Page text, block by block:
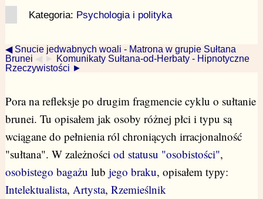
Kategoria: Psychologia i polityka
◀ Snucie jedwabnych woali - Matrona w grupie Sułtana
Brunei ◀ ► Komunikaty Sułtana-od-Herbaty - Hipnotyczne
Rzeczywistości ►
Pora na refleksje po drugim fragmencie cyklu o sułtanie
brunei. Tu opisałem jak osoby różnej płci i typu są
wciągane do pełnienia ról chroniących irracjonalność
"sułtana". W zależności od statusu "osobistości",
osobistego bagażu lub jego braku, opisałem typy:
Intelektualista, Artysta, Rzemieślnik